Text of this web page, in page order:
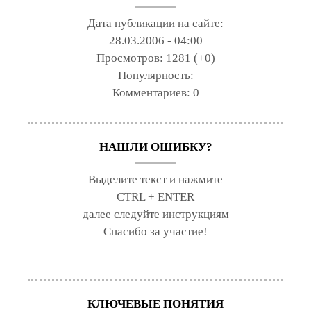
Дата публикации на сайте:
28.03.2006 - 04:00
Просмотров: 1281 (+0)
Популярность:
Комментариев: 0
НАШЛИ ОШИБКУ?
Выделите текст и нажмите
CTRL + ENTER
далее следуйте инструкциям
Спасибо за участие!
КЛЮЧЕВЫЕ ПОНЯТИЯ